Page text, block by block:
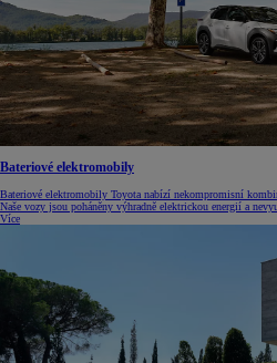
Bateriové elektromobily
Bateriové elektromobily Toyota nabízí nekompromisní
Naše vozy jsou poháněny výhradně elektrickou energií a
Více